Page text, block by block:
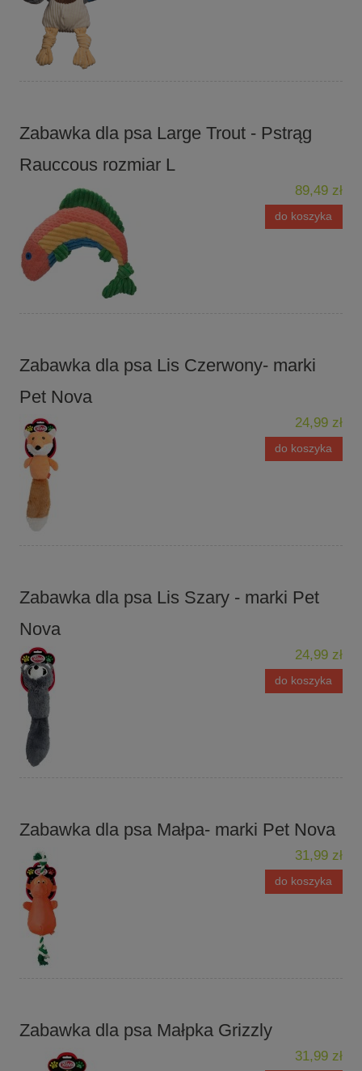
Zabawka dla psa Large Trout - Pstrąg
Rauccous rozmiar L
89,49 zł
do koszyka
Zabawka dla psa Lis Czerwony- marki
Pet Nova
24,99 zł
do koszyka
Zabawka dla psa Lis Szary - marki Pet
Nova
24,99 zł
do koszyka
Zabawka dla psa Małpa- marki Pet Nova
31,99 zł
do koszyka
Zabawka dla psa Małpka Grizzly
31,99 zł